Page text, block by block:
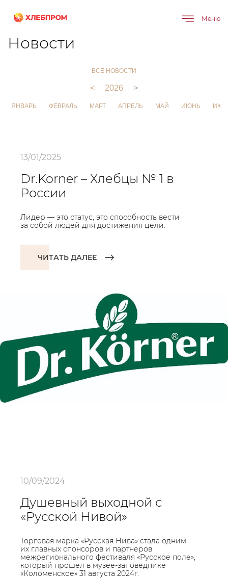
Меню
Главная О компании
Новости
ВСЕ НОВОСТИ
< 2026 >
ЯНВАРЬ ФЕВРАЛЬ МАРТ АПРЕЛЬ МАЙ ИЮНЬ
13/01/2025
Dr.Korner – Хлебцы № 1 в
России
Лидер — это статус, это способность вести
за собой людей для достижения цели.
ЧИТАТЬ ДАЛЕЕ
10/09/2024
Душевный выходной с
«Русской Нивой»
Торговая марка «Русская Нива» стала одним
их главных спонсоров и партнеров
межрегионального фестиваля «Русское поле»,
который прошел в музее-заповеднике
«Коломенское» 31 августа 2024г.